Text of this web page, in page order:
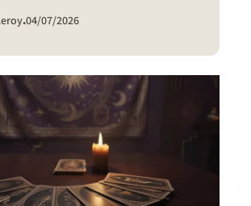
.04/07/2026